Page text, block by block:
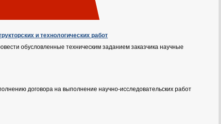
и технологических работ
обусловленные техническим заданием заказчика научные
договора на выполнение научно-исследовательских работ